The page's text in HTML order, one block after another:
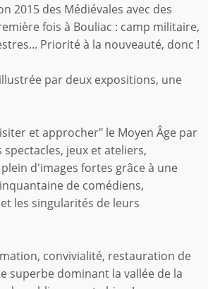
2015 des Médiévales avec des
fois à Bouliac : camp militaire,
Priorité à la nouveauté, donc !
illustrée par deux expositions, une
et approcher" le Moyen Âge par
jeux et ateliers,
d'images fortes grâce à une
de comédiens,
les singularités de leurs
convivialité, restauration de
superbe dominant la vallée de la